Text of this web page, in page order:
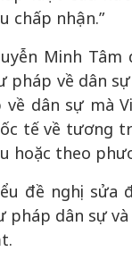
chấp nhận.”
Minh Tâm
về dân
dân sự mà
tế về tương
hoặc theo
đề nghị sửa
dân sự